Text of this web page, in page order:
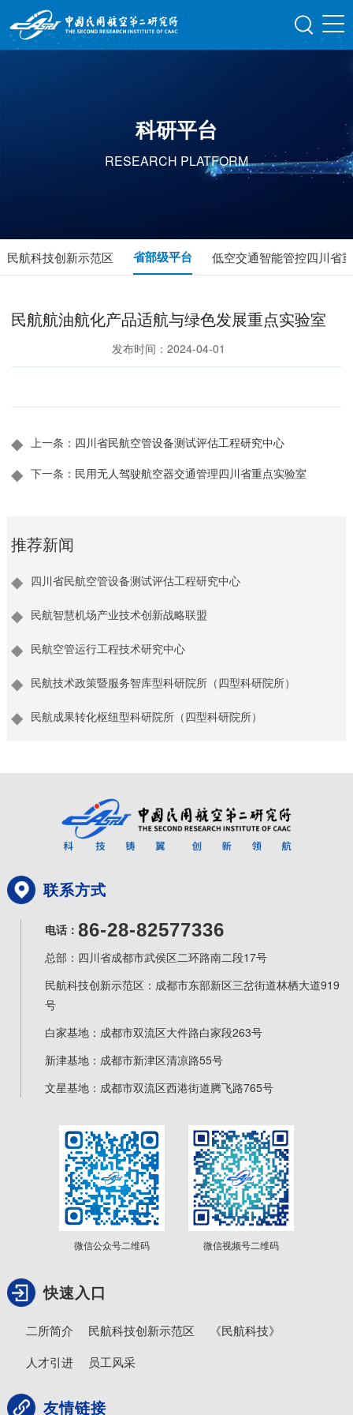
RESEARCH PLATFORM
科研平台
民航科技创新示范区 省部级平台 低空交通智能管控四川省
民航航油航化产品适航与绿色发展重点实验室
发布时间：2024-04-01
◆ 上一条： 四川省民航空管设备测试评估工程研究中心
◆ 下一条： 民用无人驾驶航空器交通管理四川省重点实验室
推荐新闻
四川省民航空管设备测试评估工程研究中心
民航智慧机场产业技术创新战略联盟
民航空管运行工程技术研究中心
民航技术政策暨服务智库型科研院所（四型科研院所）
民航成果转化枢纽型科研院所（四型科研院所）
联系方式
电话： 86-28-82577336
总部：四川省成都市武侯区二环路南二段17号
民航科技创新示范区：成都市东部新区三岔街道林栖大道919
号
白家基地：成都市双流区大件路白家段263号
新津基地：成都市新津区清凉路55号
文星基地：成都市双流区西港街道腾飞路765号
微信公众号二维码 微信视频号二维码
快速入口
二所简介 民航科技创新示范区
《民航科技》
人才引进
员工风采
友情链接